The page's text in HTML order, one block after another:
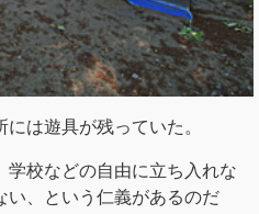
は遊具が残っていた。
学校などの自由に立ち入れな
い、という仁義があるのだ